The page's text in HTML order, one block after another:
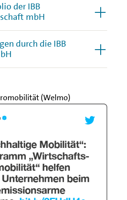
der IBB
mbH
durch die IBB
(Welmo)